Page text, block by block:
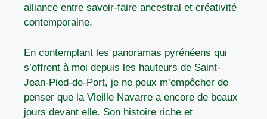
alliance entre savoir-faire ancestral et créativité
contemporaine.
En contemplant les panoramas pyrénéens qui
s’offrent à moi depuis les hauteurs de Saint-
Jean-Pied-de-Port, je ne peux m’empêcher de
penser que la Vieille Navarre a encore de beaux
jours devant elle. Son histoire riche et